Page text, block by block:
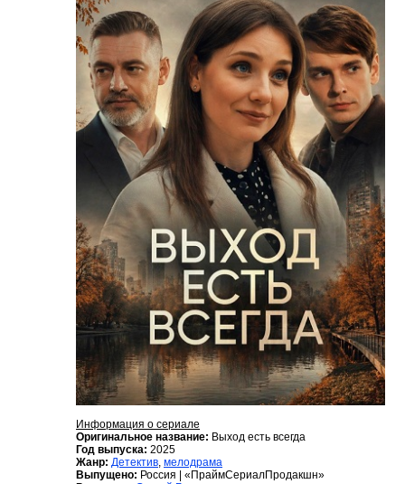
Информация о сериале
Оригинальное название: Выход есть всегда
Год выпуска: 2025
Жанр: Детектив мелодрама
Выпущено: Россия | «ПраймСериалПродакшн»